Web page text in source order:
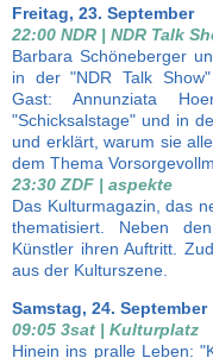
Freitag, 23. September
22:00 NDR | NDR Talk
Barbara Schöneberger
in der "NDR Talk
Gast: Annunziata
"Schicksalstage" und in
und erklärt, warum sie
dem Thema
23:30 ZDF | aspekte
Das Kulturmagazin, das
thematisiert. Neben
Künstler ihren Auftritt.
aus der Kulturszene.
Samstag, 24. September
09:05 3sat | Kulturplatz
Hinein ins pralle Leben: